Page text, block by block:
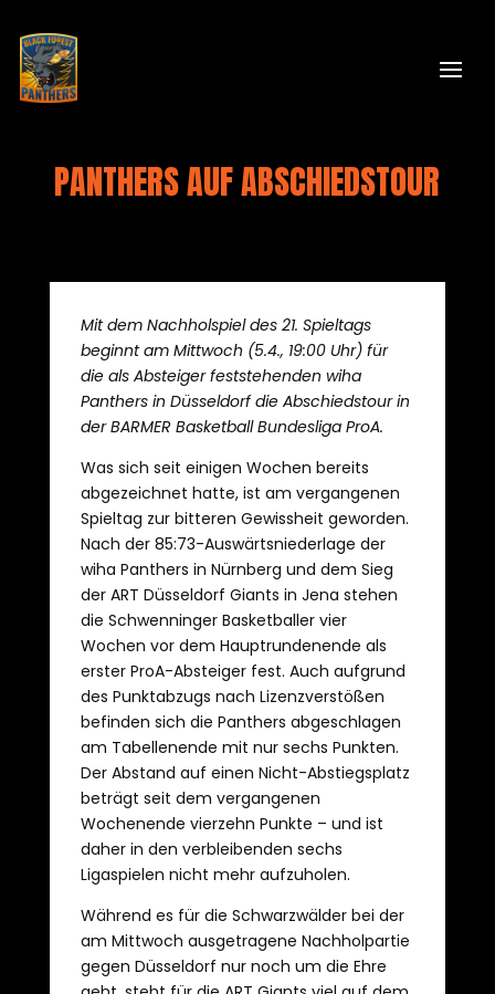
PANTHERS AUF ABSCHIEDSTOUR
Mit dem Nachholspiel des 21. Spieltags
beginnt am Mittwoch (5.4., 19:00 Uhr) für
die als Absteiger feststehenden wiha
Panthers in Düsseldorf die Abschiedstour in
der BARMER Basketball Bundesliga ProA.
Was sich seit einigen Wochen bereits
abgezeichnet hatte, ist am vergangenen
Spieltag zur bitteren Gewissheit geworden.
Nach der 85:73-Auswärtsniederlage der
wiha Panthers in Nürnberg und dem Sieg
der ART Düsseldorf Giants in Jena stehen
die Schwenninger Basketballer vier
Wochen vor dem Hauptrundenende als
erster ProA-Absteiger fest. Auch aufgrund
des Punktabzugs nach Lizenzverstößen
befinden sich die Panthers abgeschlagen
am Tabellenende mit nur sechs Punkten.
Der Abstand auf einen Nicht-Abstiegsplatz
beträgt seit dem vergangenen
Wochenende vierzehn Punkte – und ist
daher in den verbleibenden sechs
Ligaspielen nicht mehr aufzuholen.
Während es für die Schwarzwälder bei der
am Mittwoch ausgetragene Nachholpartie
gegen Düsseldorf nur noch um die Ehre